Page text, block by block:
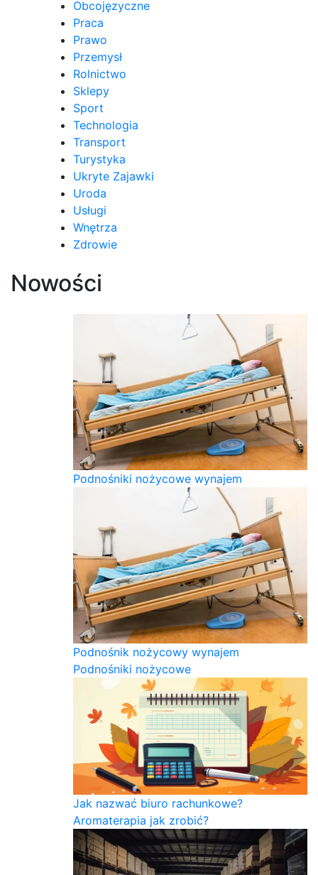
Obcojęzyczne
Praca
Prawo
Przemysł
Rolnictwo
Sklepy
Sport
Technologia
Transport
Turystyka
Ukryte Zajawki
Uroda
Usługi
Wnętrza
Zdrowie
Nowości
Podnośniki nożycowe wynajem
Podnośnik nożycowy wynajem
Podnośniki nożycowe
Jak nazwać biuro rachunkowe?
Aromaterapia jak zrobić?